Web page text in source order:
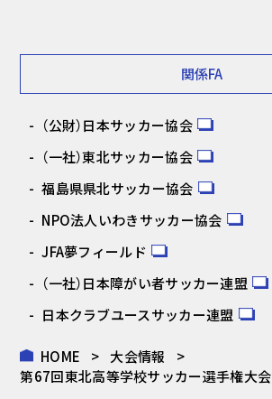
関係FA
（公財）日本サッカー協会
（一社）東北サッカー協会
福島県県北サッカー協会
NPO法人いわきサッカー協会
JFA夢フィールド
（一社）日本障がい者サッカー連盟
日本クラブユースサッカー連盟
HOME
大会情報
第67回東北高等学校サッカー選手権大会